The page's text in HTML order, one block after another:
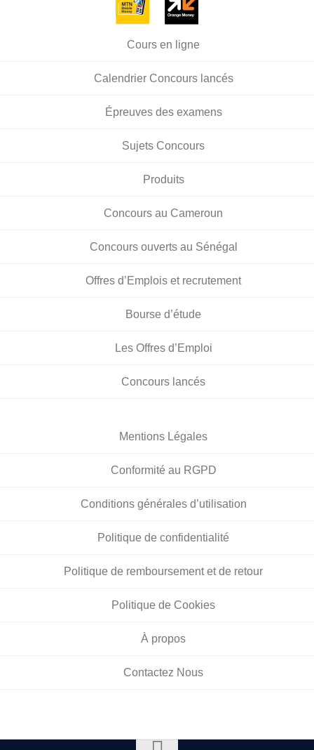
Cours en ligne
Calendrier Concours lancés
Épreuves des examens
Sujets Concours
Produits
Concours au Cameroun
Concours ouverts au Sénégal
Offres d’Emplois et recrutement
Bourse d’étude
Les Offres d’Emploi
Concours lancés
Mentions Légales
Conformité au RGPD
Conditions générales d’utilisation
Politique de confidentialité
Politique de remboursement et de retour
Politique de Cookies
À propos
Contactez Nous